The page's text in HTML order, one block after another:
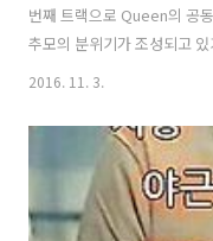
번째 트랙으로 Queen의 공
추모의 분위기가 조성되고
합니다. 앨범 커버와 뮤직비
끝까지 풍자하겠다는 의지
니쉬 플라멩꼬의 영향을 받
제로 플라멩꼬 기타 연주가
니다~ Queen "Innuendo"
2016. 11. 3.